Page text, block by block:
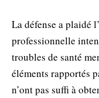
La défense a plaidé
professionnelle
troubles de santé
éléments rapportés
n’ont pas suffi à